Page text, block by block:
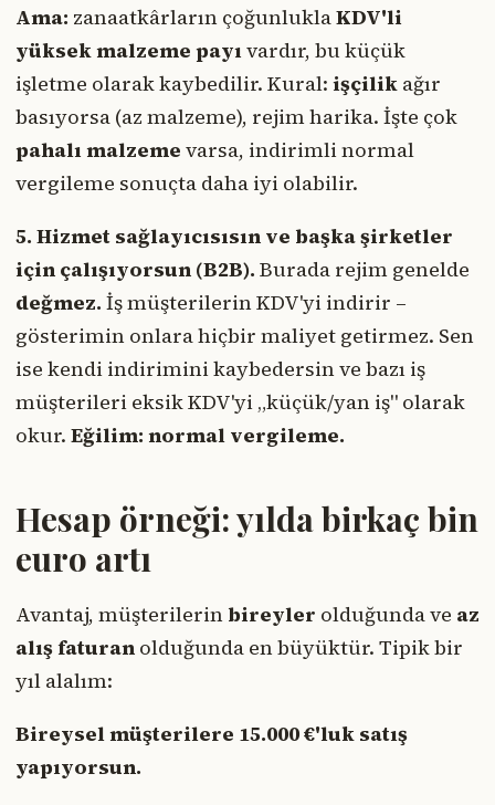
Ama: zanaatkârların çoğunluklaKDV'li
yüksek malzeme payıvardır, bu küçük
işletme olarak kaybedilir. Kural: işçilik ağır
basıyorsa (az malzeme), rejim harika. İşte çok
pahalı malzeme varsa, indirimli normal
vergileme sonuçta daha iyi olabilir.
5. Hizmet sağlayıcısısın ve başka şirketler
için çalışıyorsun (B2B). Burada rejim genelde
değmez. İş müşterilerin KDV'yi indirir –
gösterimin onlara hiçbir maliyet getirmez. Sen
ise kendi indirimini kaybedersin ve bazı iş
müşterileri eksik KDV'yi „küçük/yan iş" olarak
okur. Eğilim: normal vergileme.
Hesap örneği: yılda birkaç bin
euro artı
Avantaj, müşterilerin bireyler olduğunda ve az
alış faturan olduğunda en büyüktür. Tipik bir
yıl alalım:
Bireysel müşterilere 15.000 €'luk satış
yapıyorsun.